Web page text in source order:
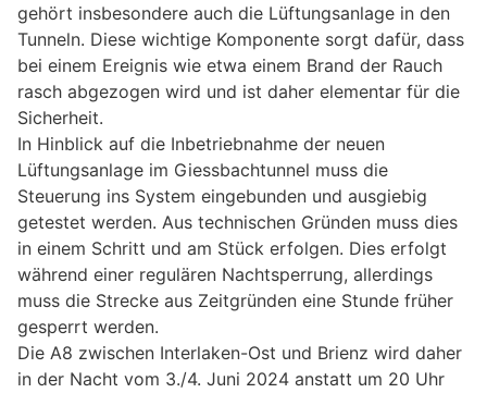
gehört insbesondere auch die Lüftungsanlage in den
Tunneln. Diese wichtige Komponente sorgt dafür, dass
bei einem Ereignis wie etwa einem Brand der Rauch
rasch abgezogen wird und ist daher elementar für die
Sicherheit.
In Hinblick auf die Inbetriebnahme der neuen
Lüftungsanlage im Giessbachtunnel muss die
Steuerung ins System eingebunden und ausgiebig
getestet werden. Aus technischen Gründen muss dies
in einem Schritt und am Stück erfolgen. Dies erfolgt
während einer regulären Nachtsperrung, allerdings
muss die Strecke aus Zeitgründen eine Stunde früher
gesperrt werden.
Die A8 zwischen Interlaken-Ost und Brienz wird daher
in der Nacht vom 3./4. Juni 2024 anstatt um 20 Uhr